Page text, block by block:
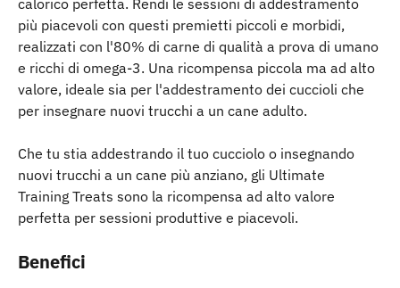
calorico perfetta. Rendi le sessioni di addestramento
più piacevoli con questi premietti piccoli e morbidi,
realizzati con l'80% di carne di qualità a prova di umano
e ricchi di omega-3. Una ricompensa piccola ma ad alto
valore, ideale sia per l'addestramento dei cuccioli che
per insegnare nuovi trucchi a un cane adulto.
Che tu stia addestrando il tuo cucciolo o insegnando
nuovi trucchi a un cane più anziano, gli Ultimate
Training Treats sono la ricompensa ad alto valore
perfetta per sessioni produttive e piacevoli.
Benefici